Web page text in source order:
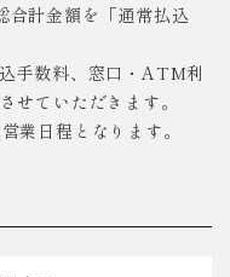
合計金額を「通常払込
手数料、窓口・ATM利
せていただきます。
業日程となります。